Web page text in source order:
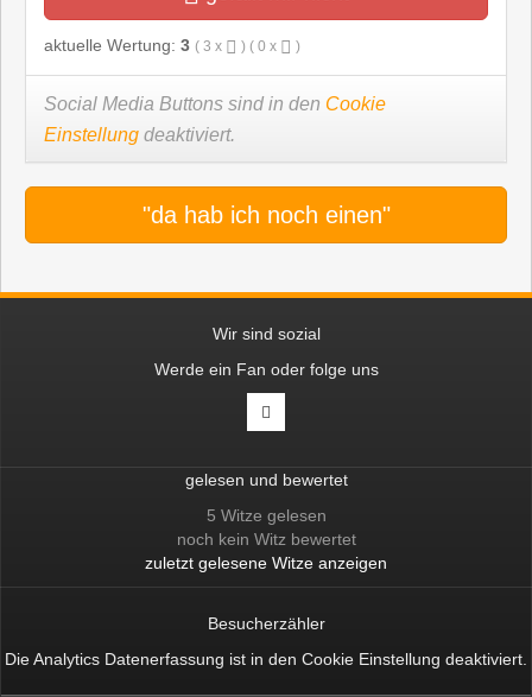
aktuelle Wertung: 3 ( 3 x ) ( 0 x )
Social Media Buttons sind in den Cookie
Einstellung deaktiviert.
"da hab ich noch einen"
Wir sind sozial
Werde ein Fan oder folge uns
gelesen und bewertet
5 Witze gelesen
noch kein Witz bewertet
zuletzt gelesene Witze anzeigen
Besucherzähler
Die Analytics Datenerfassung ist in den Cookie Einstellung deaktiviert.